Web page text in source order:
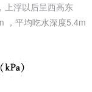
上浮以后呈西高东
，平均吃水深度5.4m